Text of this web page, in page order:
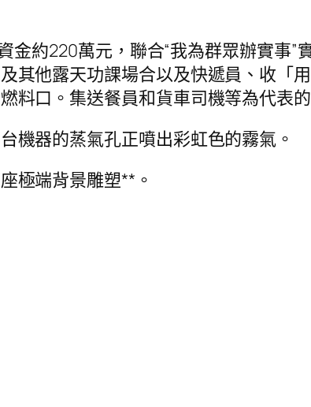
約220萬元，聯合“我為群眾辦實事”
其他露天功課場合以及快遞員、收「
料口。集送餐員和貨車司機等為代表
機器的蒸氣孔正噴出彩虹色的霧氣。
極端背景雕塑**。